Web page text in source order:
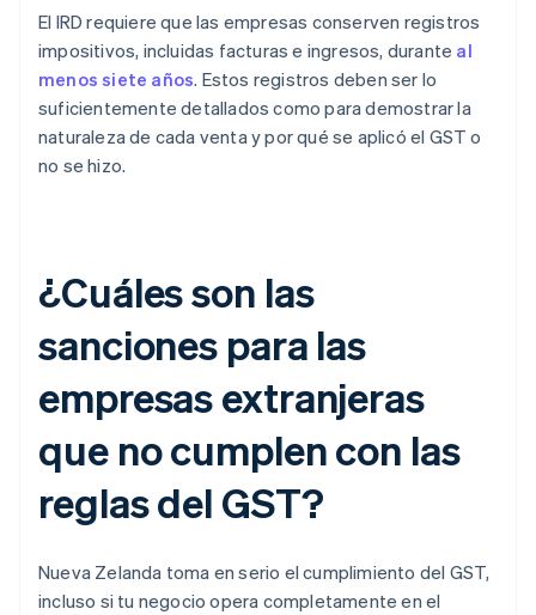
El IRD requiere que las empresas conserven registros
impositivos, incluidas facturas e ingresos, durante al
menos siete años. Estos registros deben ser lo
suficientemente detallados como para demostrar la
naturaleza de cada venta y por qué se aplicó el GST o
no se hizo.
¿Cuáles son las
sanciones para las
empresas extranjeras
que no cumplen con las
reglas del GST?
Nueva Zelanda toma en serio el cumplimiento del GST,
incluso si tu negocio opera completamente en el